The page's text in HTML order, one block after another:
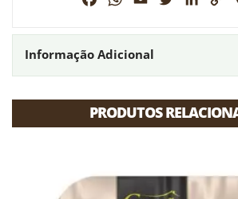
Informação Adicional
PRODUTOS